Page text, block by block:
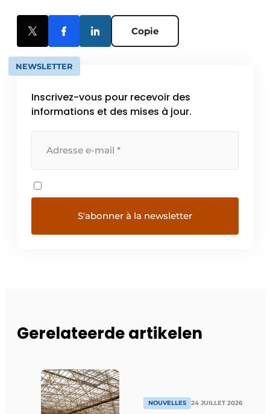
Copie
NEWSLETTER
Inscrivez-vous pour recevoir des
informations et des mises à jour.
Gerelateerde artikelen
NOUVELLES 24 JUILLET 2026